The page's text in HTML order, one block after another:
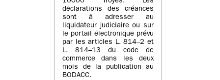
déclarations des créances
sont à adresser au
liquidateur judiciaire ou sur
le portail électronique prévu
par les articles L. 814–2 et
L. 814–13 du code de
commerce dans les deux
mois de la publication au
BODACC.